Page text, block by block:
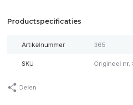
Productspecificaties
Artikelnummer 365
SKU Origineel nr.
Delen